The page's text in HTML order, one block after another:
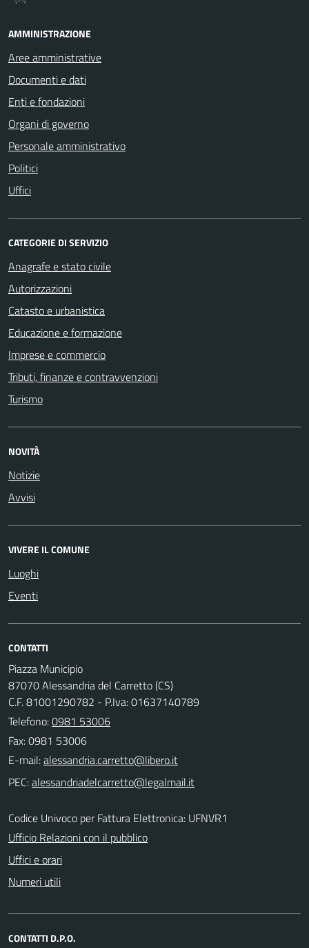
AMMINISTRAZIONE
Aree amministrative
Documenti e dati
Enti e fondazioni
Organi di governo
Personale amministrativo
Politici
Uffici
CATEGORIE DI SERVIZIO
Anagrafe e stato civile
Autorizzazioni
Catasto e urbanistica
Educazione e formazione
Imprese e commercio
Tributi, finanze e contravvenzioni
Turismo
NOVITÀ
Notizie
Avvisi
VIVERE IL COMUNE
Luoghi
Eventi
CONTATTI
Piazza Municipio
87070 Alessandria del Carretto (CS)
C.F. 81001290782 - P.Iva: 01637140789
Telefono:0981 53006
Fax: 0981 53006
E-mail:
PEC:
Codice Univoco per Fattura Elettronica: UFNVR1
Ufficio Relazioni con il pubblico
Uffici e orari
Numeri utili
CONTATTI D.P.O.